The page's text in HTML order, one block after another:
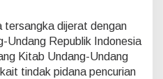
dijerat dengan
Undang Republik Indonesia
Kitab Undang-Undang
tindak pidana pencurian